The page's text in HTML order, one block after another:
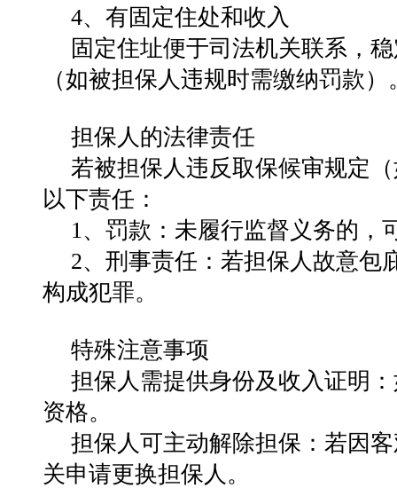
4、有固定住处和收入
固定住址便于司法机关联系，
（如被担保人违规时需缴纳罚款）‌
担保人的法律责任
若被担保人违反取保候审规定
以下责任：
1‌、 罚款 ：未履行监督义务的，
2‌、 刑事责任 ：若担保人故意
构成犯罪‌。
特殊注意事项
担保人需提供身份及收入证明
资格‌。
担保人可主动解除担保 ：若因
关申请更换担保人‌ 。